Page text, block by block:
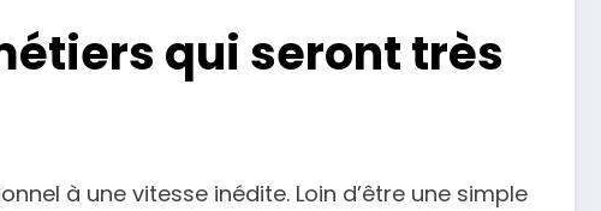
qui seront très
à une vitesse inédite. Loin d’être une simple